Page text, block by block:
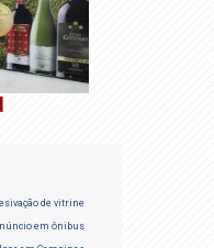
de vitrine
em ônibus